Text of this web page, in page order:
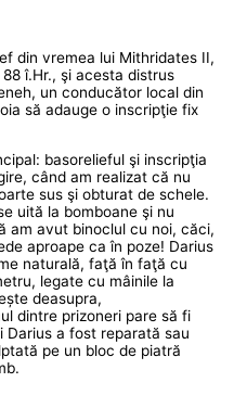
din vremea lui Mithridates II,
î.Hr., şi acesta distrus
un conducător local din
să adauge o inscripţie fix
basorelieful şi inscripţia
când am realizat că nu
sus şi obturat de schele.
uită la bomboane şi nu
am avut binoclul cu noi, căci,
aproape ca în poze! Darius
naturală, faţă în faţă cu
legate cu mâinile la
deasupra,
dintre prizoneri pare să fi
Darius a fost reparată sau
pe un bloc de piatră